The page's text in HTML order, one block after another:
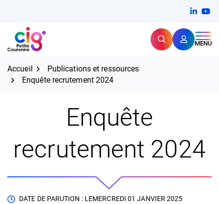
contenu
CIG Petite Couronne RechercherMENU
Expertise et proximité pour
Accueil
Publications et ressources
Enquête recrutement 2024
Enquête
recrutement 2024
DATE DE PARUTION : LEMERCREDI 01 JANVIER 2025